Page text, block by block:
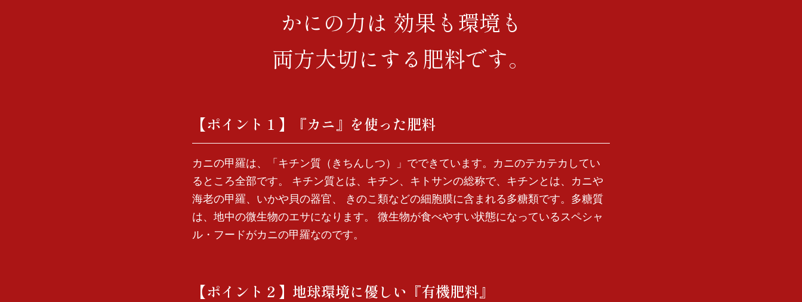
かにの力は 効果も環境も
両方大切にする肥料です。
【ポイント１】『カニ』を使った肥料
カニの甲羅は、「キチン質（きちんしつ）」でできています。カニのテカテカしてい
るところ全部です。 キチン質とは、キチン、キトサンの総称で、キチンとは、カニや
海老の甲羅、いかや貝の器官、 きのこ類などの細胞膜に含まれる多糖類です。多糖質
は、地中の微生物のエサになります。 微生物が食べやすい状態になっているスペシャ
ル・フードがカニの甲羅なのです。
【ポイント２】地球環境に優しい『有機肥料』